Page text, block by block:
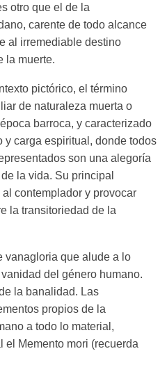
otro que el de la
carente de todo alcance
al irremediable destino
la muerte.
pictórico, el término
de naturaleza muerta o
barroca, y caracterizado
y carga espiritual, donde todos
son una alegoría
la vida. Su principal
contemplador y provocar
la transitoriedad de la
vanagloria que alude a lo
del género humano.
la banalidad. Las
propios de la
a todo lo material,
el Memento mori (recuerda